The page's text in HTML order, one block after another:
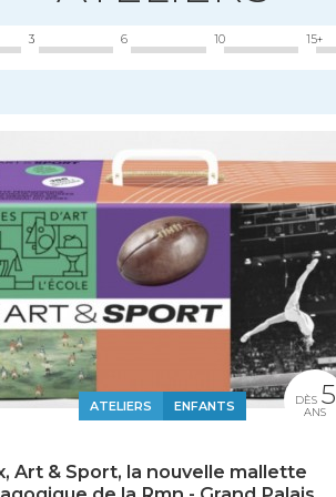
3 6 10 15+
ATELIERS ENFANTS
Art & Sport, la nouvelle mallette
DÈS 5
ANS